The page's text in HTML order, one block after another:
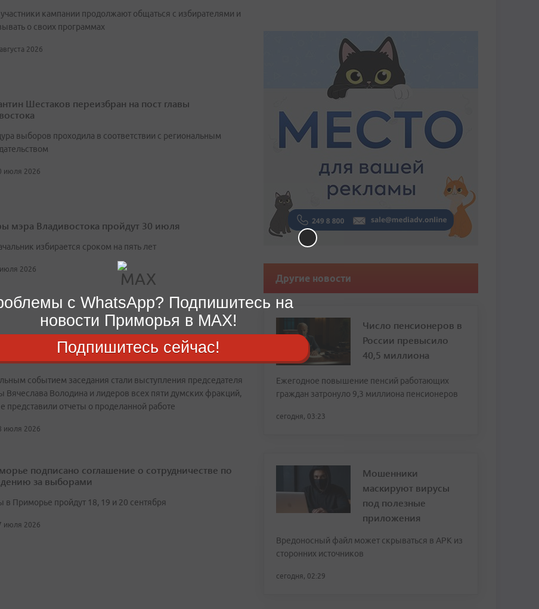
кампании продолжают общаться с избирателями и
о своих программах
2026
Шестаков переизбран на пост главы
выборов проходила в соответствии с региональным
июля 2026
мэра Владивостока пройдут 30 июля
избирается сроком на пять лет
2026
принял участие в закрытии сессии Госдумы в
ВКС
событием заседания стали выступления председателя
Вячеслава Володина и лидеров всех пяти думских фракций,
представили отчеты о проделанной работе
июля 2026
подписано соглашение о сотрудничестве по
за выборами
в Приморье пройдут 18, 19 и 20 сентября
июля 2026
Другие новости
Число пенсионеров в
России превысило
40,5 миллиона
Ежегодное повышение пенсий работающих
граждан затронуло 9,3 миллиона пенсионеров
сегодня, 03:23
Мошенники
маскируют вирусы
под полезные
приложения
Вредоносный файл может скрываться в APK из
сторонних источников
сегодня, 02:29
с WhatsApp? Подпишитесь на
новости Приморья в MAX!
Подпишитесь сейчас!